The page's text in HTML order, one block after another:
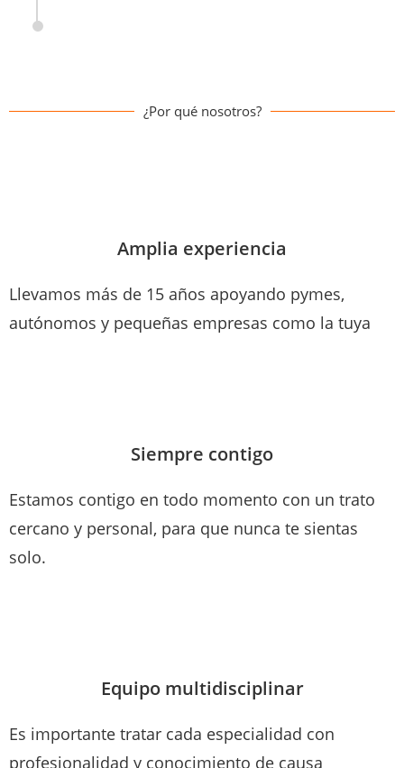
¿Por qué nosotros?
Amplia experiencia
Llevamos más de 15 años apoyando pymes,
autónomos y pequeñas empresas como la tuya
Siempre contigo
Estamos contigo en todo momento con un trato
cercano y personal, para que nunca te sientas
solo.
Equipo multidisciplinar
Es importante tratar cada especialidad con
profesionalidad y conocimiento de causa